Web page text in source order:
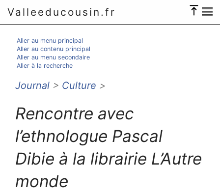
Valleeducousin.fr
Aller au menu principal
Aller au contenu principal
Aller au menu secondaire
Aller à la recherche
Journal > Culture >
Rencontre avec
l’ethnologue Pascal
Dibie à la librairie L’Autre
monde